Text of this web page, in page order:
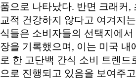
품으로 나타났다. 반면 크래커,
교적 건강하지 않다고 여겨지
식들은 소비자들의 선택지에
장을 기록했으며, 이는 미국 내
로 한 고단백 간식 소비 트렌드
으로 진행되고 있음을 보여주